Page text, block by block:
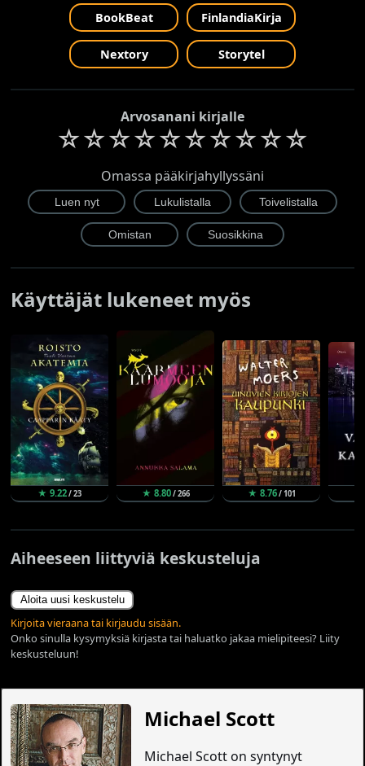
BookBeat FinlandiaKirja
Nextory Storytel
Arvosanani kirjalle
☆☆☆☆☆☆☆☆☆☆
Omassa pääkirjahyllyssäni
Käyttäjät lukeneet myös
★ 9.22/ 23 ★ 8.80/ 266 ★ 8.76/ 101
Aiheeseen liittyviä keskusteluja
Aloita uusi keskustelu
Kirjoita vieraana tai kirjaudu sisään.
Onko sinulla kysymyksiä kirjasta tai haluatko jakaa mielipiteesi? Liity
keskusteluun!
Michael Scott
Michael Scott on syntynyt